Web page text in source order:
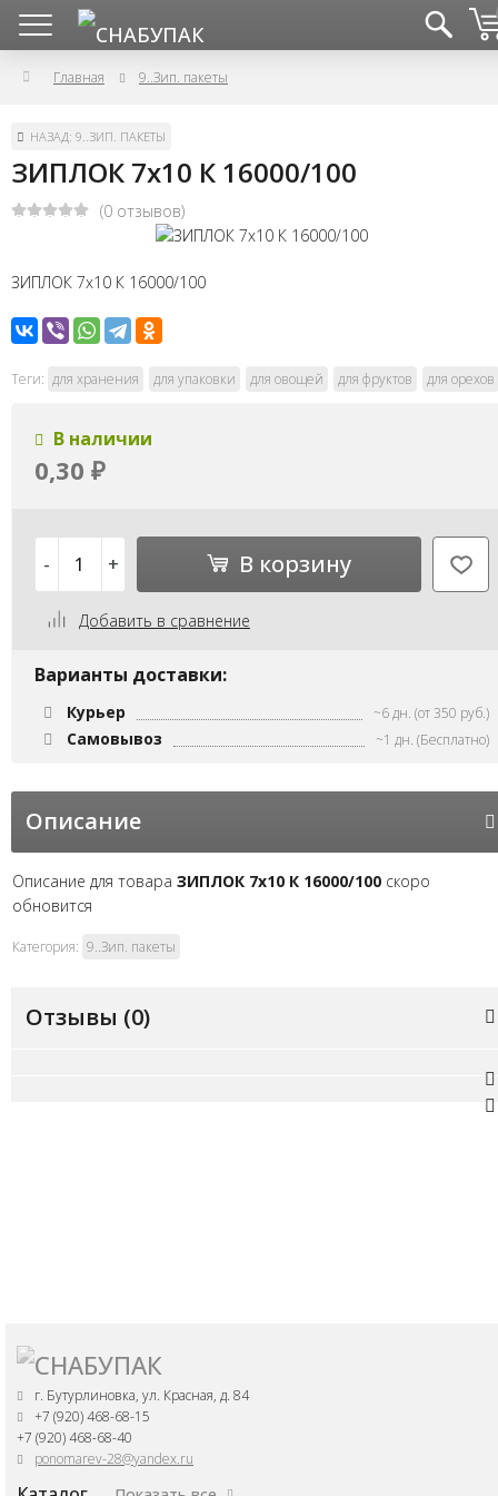
Главная 9..Зип. пакеты
НАЗАД: 9..ЗИП. ПАКЕТЫ
ЗИПЛОК 7х10 К 16000/100
(0 отзывов)
ЗИПЛОК 7х10 К 16000/100
Теги: для хранения для упаковки для овощей для фруктов для орехов
В наличии
0,30 ₽
- + В корзину
Добавить в сравнение
Варианты доставки:
Курьер ~6 дн. (от 350 руб.)
Самовывоз ~1 дн. (Бесплатно)
Описание
Описание для товара ЗИПЛОК 7х10 К 16000/100 скоро
обновится
Категория: 9..Зип. пакеты
Отзывы (0)
г. Бутурлиновка, ул. Красная, д. 84
+7 (920) 468-68-15
+7 (920) 468-68-40
ponomarev-28@yandex.ru